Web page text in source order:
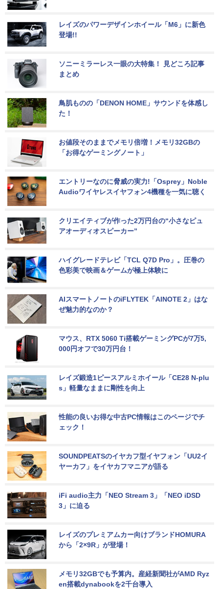
レイズのパワーデザインホイール「M6」に新色
登場!!
ソニーミラーレス一眼の大特集！ 見どころ記事
まとめ
鳥肌ものの「DENON HOME」サウンドを体感し
た！
お値段そのままでメモリ倍増！メモリ32GBの
「お得なゲーミングノート」
エントリーなのに脅威の実力!「Osprey」Noble
Audioワイヤレスイヤフォン4機種を一気に聴く
クリエイティブが作った2万円台の“小さなピュ
アオーディオスピーカー”
ハイグレードテレビ「TCL Q7D Pro」。圧巻の
色彩美で映画＆ゲームが極上体験に
AIスマートノートのiFLYTEK「AINOTE 2」はな
ぜ魅力的なのか？
マウス、RTX 5060 Ti搭載ゲーミングPCが7万5,
000円オフで30万円台！
レイズ鍛造1ピースアルミホイール「CE28 N-plu
s」軽量なままに剛性を向上
性能の良いお得な中古PC情報はこのページでチ
ェック！
SOUNDPEATSのイヤカフ型イヤフォン「UU2イ
ヤーカフ」をイヤカフマニアが語る
iFi audio主力「NEO Stream 3」「NEO iDSD
3」に迫る
レイズのプレミアムカー向けブランドHOMURA
から「2×9R」が登場！
メモリ32GBでも予算内。産経新聞社がAMD Ryz
en搭載dynabookを2千台導入